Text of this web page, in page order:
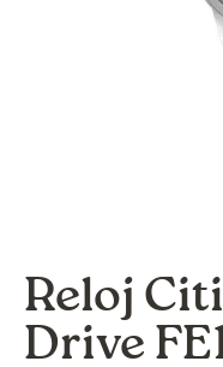
Reloj
Drive